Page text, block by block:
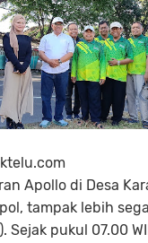
Apollo di Desa
tampak lebih
Sejak pukul 07.00